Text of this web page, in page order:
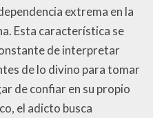
extrema en la
Esta característica se
de interpretar
de lo divino para tomar
de confiar en su propio
el adicto busca